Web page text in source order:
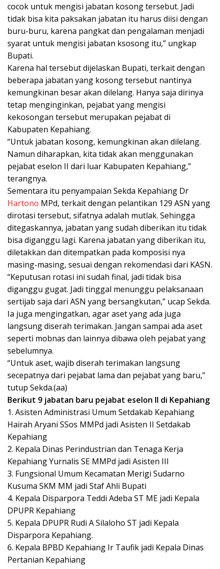
cocok untuk mengisi jabatan kosong tersebut. Jadi
tidak bisa kita paksakan jabatan itu harus diisi dengan
buru-buru, karena pangkat dan pengalaman menjadi
syarat untuk mengisi jabatan ksosong itu,” ungkap
Bupati.
Karena hal tersebut dijelaskan Bupati, terkait dengan
beberapa jabatan yang kosong tersebut nantinya
kemungkinan besar akan dilelang. Hanya saja dirinya
tetap menginginkan, pejabat yang mengisi
kekosongan tersebut merupakan pejabat di
Kabupaten Kepahiang.
“Untuk jabatan kosong, kemungkinan akan dilelang.
Namun diharapkan, kita tidak akan menggunakan
pejabat eselon II dari luar Kabupaten Kepahiang,”
terangnya.
Sementara itu penyampaian Sekda Kepahiang Dr
Hartono MPd, terkait dengan pelantikan 129 ASN yang
dirotasi tersebut, sifatnya adalah mutlak. Sehingga
ditegaskannya, jabatan yang sudah diberikan itu tidak
bisa diganggu lagi. Karena jabatan yang diberikan itu,
diletakkan dan ditempatkan pada komposisi nya
masing-masing, sesuai dengan rekomendasi dari KASN.
“Keputusan rotasi ini sudah final, jadi tidak bisa
diganggu gugat. Jadi tinggal menunggu pelaksanaan
sertijab saja dari ASN yang bersangkutan,” ucap Sekda.
Ia juga mengingatkan, agar aset yang ada juga
langsung diserah terimakan. Jangan sampai ada aset
seperti mobnas dan lainnya dibawa oleh pejabat yang
sebelumnya.
“Untuk aset, wajib diserah terimakan langsung
secepatnya dari pejabat lama dan pejabat yang baru,”
tutup Sekda.(aa)
Berikut 9 jabatan baru pejabat eselon II di Kepahiang
1. Asisten Administrasi Umum Setdakab Kepahiang
Hairah Aryani SSos MMPd jadi Asisten II Setdakab
Kepahiang
2. Kepala Dinas Perindustrian dan Tenaga Kerja
Kepahiang Yurnalis SE MMPd jadi Asisten III
3. Fungsional Umum Kecamatan Merigi Sudarno
Kusuma SKM MM jadi Staf Ahli Bupati
4. Kepala Disparpora Teddi Adeba ST ME jadi Kepala
DPUPR Kepahiang
5. Kepala DPUPR Rudi A Silaloho ST jadi Kepala
Disparpora Kepahiang.
6. Kepala BPBD Kepahiang Ir Taufik jadi Kepala Dinas
Pertanian Kepahiang